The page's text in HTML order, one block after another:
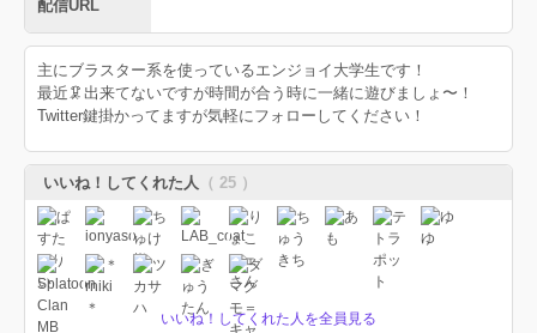
配信URL
主にブラスター系を使っているエンジョイ大学生です！
最近🦑出来てないですが時間が合う時に一緒に遊びましょ〜！
Twitter鍵掛かってますが気軽にフォローしてください！
いいね！してくれた人 （ 25 ）
いいね！してくれた人を全員見る